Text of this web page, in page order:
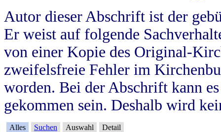
Autor dieser Abschrift ist der
Er weist auf folgende
von einer Kopie des Original-
zweifelsfreie Fehler im
worden. Bei der Abschrift kann
gekommen sein. Deshalb wird
Alles Suchen Auswahl Detail